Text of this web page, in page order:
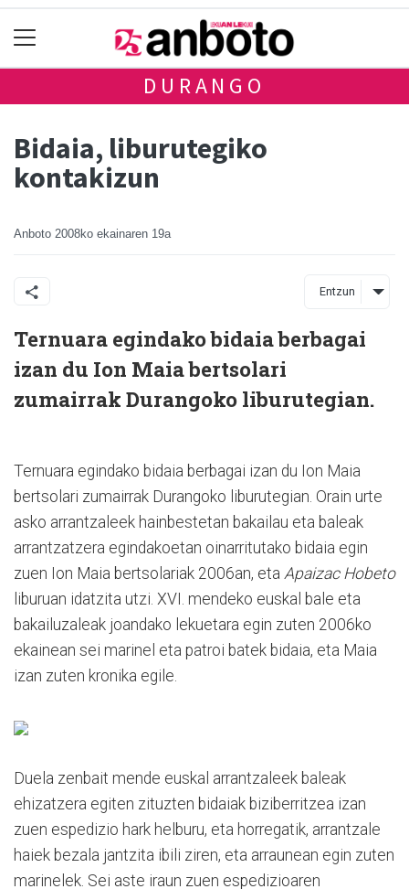
DURANGO
Bidaia, liburutegiko
kontakizun
Anboto 2008ko ekainaren 19a
Entzun
Ternuara egindako bidaia berbagai
izan du Ion Maia bertsolari
zumairrak Durangoko liburutegian.
Ternuara egindako bidaia berbagai izan du Ion Maia
bertsolari zumairrak Durangoko liburutegian. Orain urte
asko arrantzaleek hainbestetan bakailau eta baleak
arrantzatzera egindakoetan oinarritutako bidaia egin
zuen Ion Maia bertsolariak 2006an, eta Apaizac Hobeto
liburuan idatzita utzi. XVI. mendeko euskal bale eta
bakailuzaleak joandako lekuetara egin zuten 2006ko
ekainean sei marinel eta patroi batek bidaia, eta Maia
izan zuten kronika egile.
Duela zenbait mende euskal arrantzaleek baleak
ehizatzera egiten zituzten bidaiak biziberritzea izan
zuen espedizio hark helburu, eta horregatik, arrantzale
haiek bezala jantzita ibili ziren, eta arraunean egin zuten
marinelek. Sei aste iraun zuen espedizioaren